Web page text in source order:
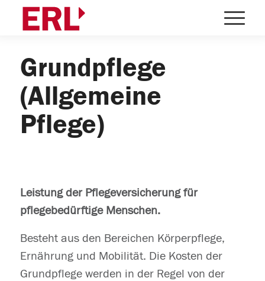
Grundpflege
(Allgemeine
Pflege)
Leistung der Pflegeversicherung für
pflegebedürftige Menschen.
Besteht aus den Bereichen Körperpflege,
Ernährung und Mobilität. Die Kosten der
Grundpflege werden in der Regel von der